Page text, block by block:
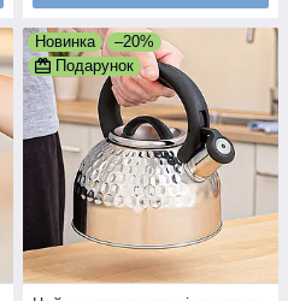
Новинка
–20%
Подарунок